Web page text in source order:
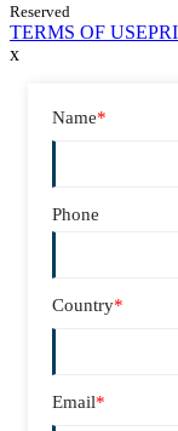
Reserved
TERMS OF USE
x
Name*
Phone
Country*
Email*